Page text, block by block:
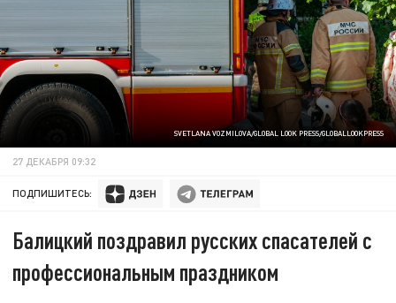
SVETLANA VOZMILOVA/GLOBAL LOOK PRESS/GLOBALLOOKPRESS
27 ДЕКАБРЯ 09:32
ПОДПИШИТЕСЬ:
Балицкий поздравил русских спасателей с
профессиональным праздником